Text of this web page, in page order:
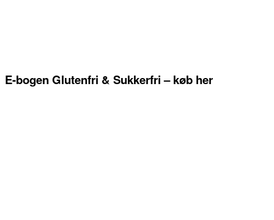
E-bogen Glutenfri & Sukkerfri – køb her